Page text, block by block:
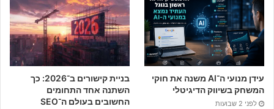
b
o
o
k
עידן מנועי ה־AI משנה את חוקי
המשחק בשיווק הדיגיטלי
לפני 2 שבועות
בניית קישורים ב־2026: כך
השתנה אחד התחומים
החשובים בעולם ה־SEO